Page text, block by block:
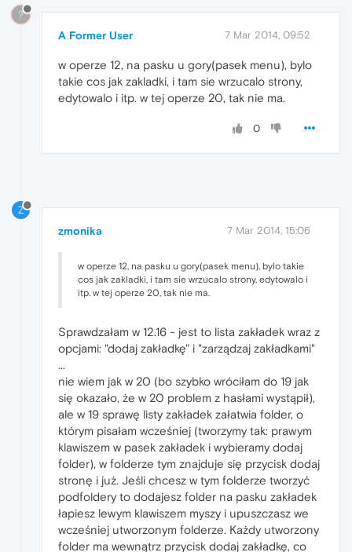
?
A Former User 7 Mar 2014, 09:52
w operze 12, na pasku u gory(pasek menu), bylo
takie cos jak zakladki, i tam sie wrzucalo strony,
edytowalo i itp. w tej operze 20, tak nie ma.
0
Z
zmonika 7 Mar 2014, 15:06
w operze 12, na pasku u gory(pasek menu), bylo takie
cos jak zakladki, i tam sie wrzucalo strony, edytowalo i
itp. w tej operze 20, tak nie ma.
Sprawdzałam w 12.16 - jest to lista zakładek wraz z
opcjami: "dodaj zakładkę" i "zarządzaj zakładkami"
...
nie wiem jak w 20 (bo szybko wróciłam do 19 jak
się okazało, że w 20 problem z hasłami wystąpił),
ale w 19 sprawę listy zakładek załatwia folder, o
którym pisałam wcześniej (tworzymy tak: prawym
klawiszem w pasek zakładek i wybieramy dodaj
folder), w folderze tym znajduje się przycisk dodaj
stronę i już. Jeśli chcesz w tym folderze tworzyć
podfoldery to dodajesz folder na pasku zakładek
łapiesz lewym klawiszem myszy i upuszczasz we
wcześniej utworzonym folderze. Każdy utworzony
folder ma wewnątrz przycisk dodaj zakładkę, co